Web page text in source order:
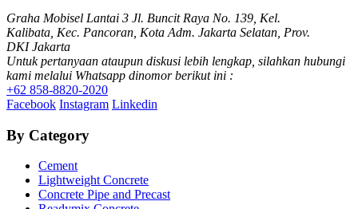
Graha Mobisel Lantai 3 Jl. Buncit Raya No. 139, Kel.
Kalibata, Kec. Pancoran, Kota Adm. Jakarta Selatan, Prov.
DKI Jakarta
Untuk pertanyaan ataupun diskusi lebih lengkap, silahkan hubungi
kami melalui Whatsapp dinomor berikut ini :
+62 858-8820-2020
Facebook Instagram Linkedin
By Category
Cement
Lightweight Concrete
Concrete Pipe and Precast